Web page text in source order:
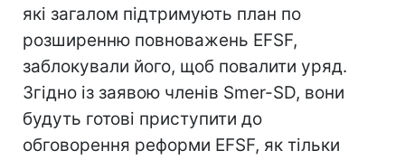
які загалом підтримують план по
розширенню повноважень EFSF,
заблокували його, щоб повалити уряд.
Згідно із заявою членів Smer-SD, вони
будуть готові приступити до
обговорення реформи EFSF, як тільки